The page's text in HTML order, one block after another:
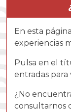
En esta
experiencias
Pulsa en el
entradas
¿No
consultarnos